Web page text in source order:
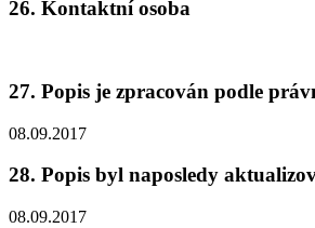
26. Kontaktní osoba
27. Popis je zpracován podle
08.09.2017
28. Popis byl naposledy
08.09.2017